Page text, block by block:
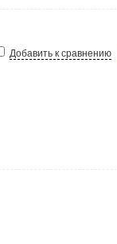
Добавить к сравнению